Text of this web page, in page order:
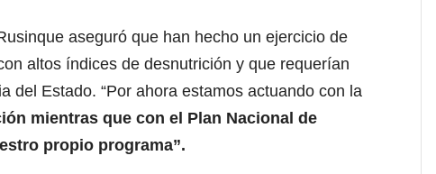
aseguró que han hecho un ejercicio de
altos índices de desnutrición y que requerían
del Estado. “Por ahora estamos actuando con la
mientras que con el Plan Nacional de
propio programa”.